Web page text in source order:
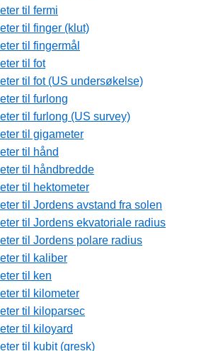
til fermi
til finger (klut)
til fingermål
til fot
til fot (US undersøkelse)
til furlong
til furlong (US survey)
til gigameter
til hånd
til håndbredde
til hektometer
til Jordens avstand fra solen
til Jordens ekvatoriale radius
til Jordens polare radius
til kaliber
til ken
til kilometer
til kiloparsec
til kiloyard
til kubit (gresk)